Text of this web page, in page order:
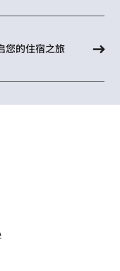
您的住宿之旅